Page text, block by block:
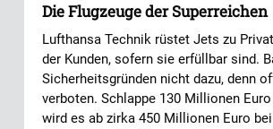
Die Flugzeuge der Superreichen
Lufthansa Technik rüstet Jets zu
der Kunden, sofern sie erfüllbar sind.
Sicherheitsgründen nicht dazu, denn
verboten. Schlappe 130 Millionen
wird es ab zirka 450 Millionen Euro